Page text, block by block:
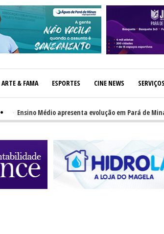
ARTE & FAMA ESPORTES CINE NEWS SERVIÇOS
Ensino Médio apresenta evolução em Pará de Minas,